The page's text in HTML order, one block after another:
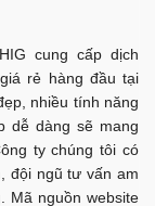
cung cấp dịch
rẻ hàng đầu tại
nhiều tính năng
dễ dàng sẽ mang
ty chúng tôi có
đội ngũ tư vấn am
Mã nguồn website